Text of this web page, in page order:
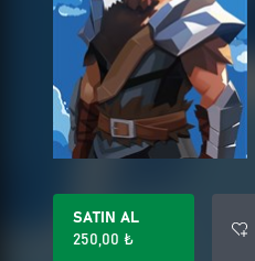
SATIN AL
250,00 ₺